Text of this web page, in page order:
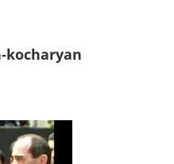
kocharyan